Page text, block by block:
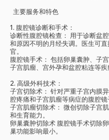
主要服务和特色
1. 腹腔镜诊断和手术：
诊断性腹腔镜检查： 用于诊断盆
和原因不明的月经失调。医生可
官。
腹腔镜手术： 包括卵巢囊肿、子宫
子宫肌瘤、宫外孕和盆腔粘连等疾
2. 高级外科技术：
子宫切除术： 针对严重子宫内膜
腔疼痛和子宫肌瘤等病症的腹腔镜
子宫肌瘤切除术： 微创切除子宫
和生育能力。
卵巢囊肿切除术 腹腔镜手术切除
巢功能影响最小。